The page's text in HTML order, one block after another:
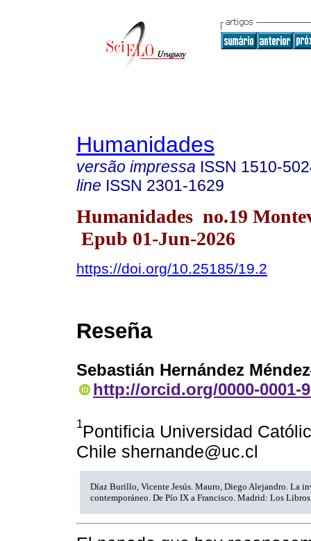
Humanidades
versão impressa ISSN 1510-
line ISSN 2301-1629
Humanidades no.19
Epub 01-Jun-2026
https://doi.org/10.25185/19.2
Reseña
Sebastián Hernández Méndez
http://orcid.org/0000-0001-
1Pontificia Universidad
Chile shernande@uc.cl
Díaz Burillo, Vicente Jesús. Mauro, Diego Alejandro. La
contemporáneo. De Pío IX a Francisco. Madrid: Los